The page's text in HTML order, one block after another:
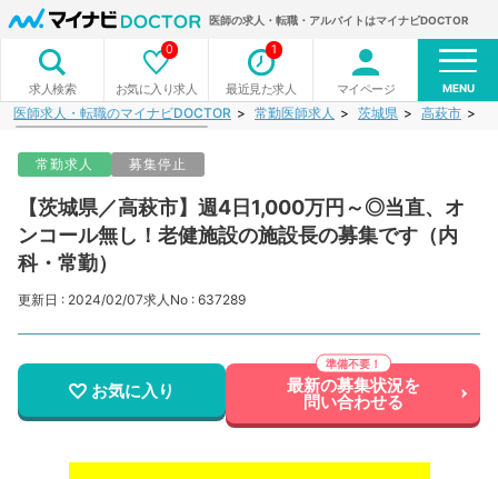
医師の求人・転職・アルバイトはマイナビDOCTOR
求人検索 お気に入り求人
0
最近見た求人
1
マイページ MENU
医師求人・転職のマイナビDOCTOR 常勤医師求人 茨城県 高萩市
常勤求人 募集停止
【茨城県／高萩市】週4日1,000万円～◎当直、オ
ンコール無し！老健施設の施設長の募集です（内
科・常勤）
更新日 : 2024/02/07求人No : 637289
お気に入り 最新の募集状況を
問い合わせる